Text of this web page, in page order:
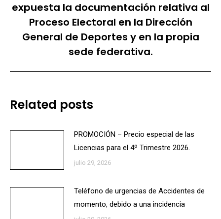
expuesta la documentación relativa al
Proceso Electoral en la Dirección
General de Deportes y en la propia
sede federativa.
Related posts
PROMOCIÓN – Precio especial de las
Licencias para el 4º Trimestre 2026.
julio 29, 2026
Teléfono de urgencias de Accidentes de
momento, debido a una incidencia